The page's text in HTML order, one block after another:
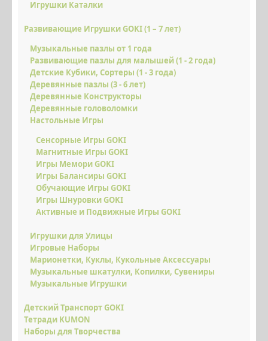
АКСЕССУАРЫ ДЛЯ МАМ И ДЕТЕЙ
КОЛЯСКИ И АКСЕССУАРЫ
АКТИВНЫЙ ОТДЫХ
КРУТЫЕ ПОДАРКИ
НОВИНКИ
СКИДКИ ЗДЕСЬ
ОПЛАТА І ДОСТАВКА
НАКОПИЧУЙ ЗНИЖКУ
ВІДГУКИ
ФОТО/ВІДЕО
КОНТАКТИ
ОПТОВИМ КЛІЄНТАМ
Игрушки Каталки
Развивающие Игрушки GOKI (1 – 7 лет)
Музыкальные пазлы от 1 года
Развивающие пазлы для малышей (1 - 2 года)
Детские Кубики, Сортеры (1 - 3 года)
Деревянные пазлы (3 - 6 лет)
Деревянные Конструкторы
Деревянные головоломки
Настольные Игры
Сенсорные Игры GOKI
Магнитные Игры GOKI
Игры Мемори GOKI
Игры Балансиры GOKI
Обучающие Игры GOKI
Игры Шнуровки GOKI
Активные и Подвижные Игры GOKI
Игрушки для Улицы
Игровые Наборы
Марионетки, Куклы, Кукольные Аксессуары
Музыкальные шкатулки, Копилки, Сувениры
Музыкальные Игрушки
Детский Транспорт GOKI
Тетради KUMON
Наборы для Творчества